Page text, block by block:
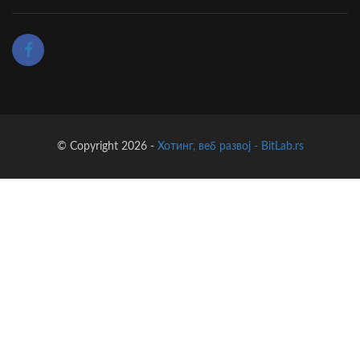
© Copyright 2026 - Хотинг, веб развој - BitLab.rs